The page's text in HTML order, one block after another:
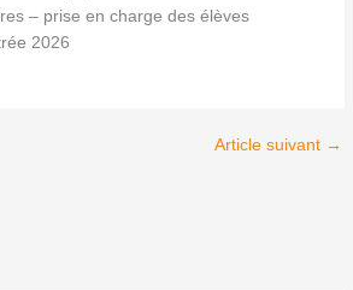
– prise en charge des élèves
2026
Article suivant →